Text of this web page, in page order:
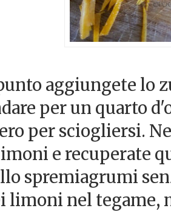
aggiungete lo
per un quarto
per sciogliersi.
e recuperate
spremiagrumi
limoni nel tegame,